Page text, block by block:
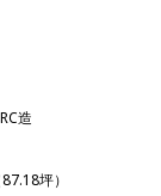
造
坪）